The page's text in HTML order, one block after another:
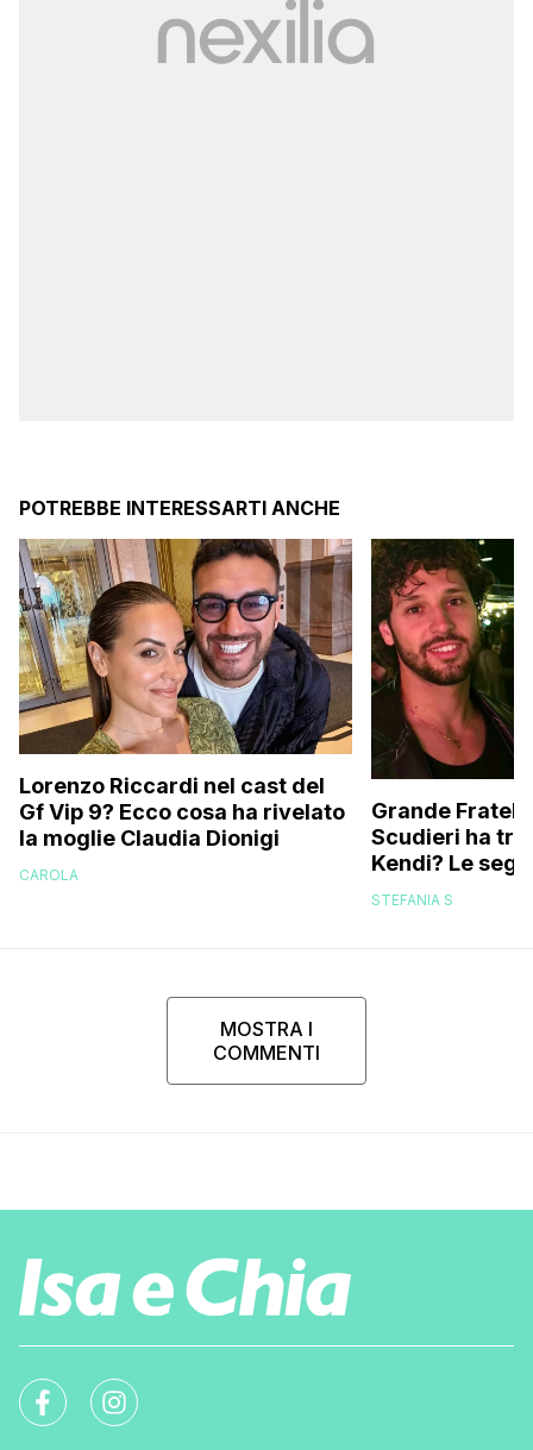
POTREBBE INTERESSARTI ANCHE
Lorenzo Riccardi nel cast del
Gf Vip 9? Ecco cosa ha rivelato
la moglie Claudia Dionigi
CAROLA
Grande
Scudieri ha
Kendi? Le
replica dell’ex
STEFANIA S
MOSTRA I
COMMENTI